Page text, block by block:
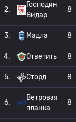
2.
Господин
Видар
8
3. Мадла 8
4. Ответить 8
5. Сторд 8
6.
Ветровая
планка
8